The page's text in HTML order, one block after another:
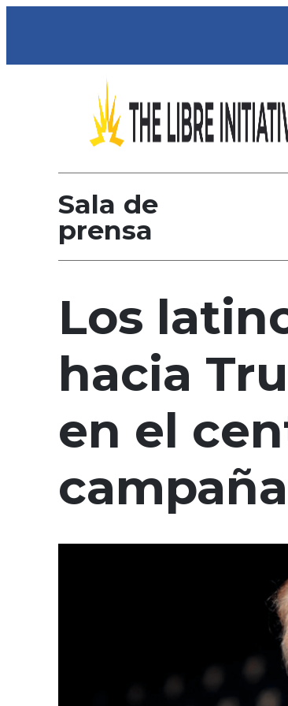
Sala de
prensa
Los
hacia
en el